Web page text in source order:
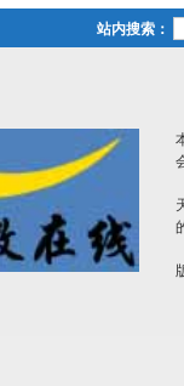
站内搜索：